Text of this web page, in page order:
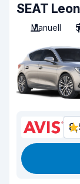
SEAT Leon
Manuell
5